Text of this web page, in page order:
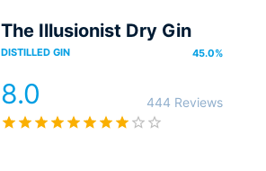
The Illusionist Dry Gin
DISTILLED GIN 45.0%
8.0 444 Reviews